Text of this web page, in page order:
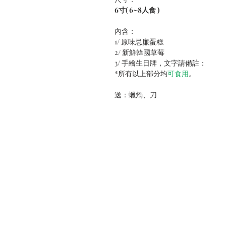
6寸( 6~8人食 )
內含：
1/ 原味忌廉蛋糕
2/ 新鮮韓國草莓
3/ 手繪生日牌，文字請備註：
*所有以上部分均可食用。
送：蠟燭、刀